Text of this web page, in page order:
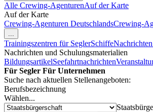
Alle Crewing-AgenturenAuf der Karte
Auf der Karte
Crewing-Agenturen DeutschlandsCrewing-
...
Trainingszentren für SeglerSchiffe
Nachrichten und Schulungsmaterialien
BildungsartikelSeefahrtnachrichten
Für Segler Für Unternehmen
Suche nach aktuellen Stellenangeboten:
Berufsbezeichnung
Wählen...